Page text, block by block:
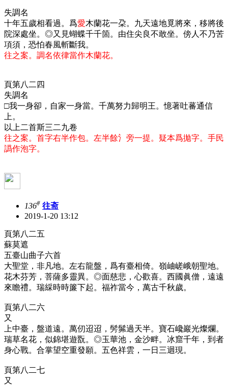
失調名
十年五歲相看過。爲愛木蘭花一朶。九天遠地覓將來，移將後
院深處坐。◎又見蝴蝶千千箇。由住尖良不敢坐。傍人不乃苦
項須，恐怕春風斬斷我。
往之案。調名依律當作木蘭花。
頁第八二四
失調名
□我一身卻，自家一身當。千萬努力歸明王。憶著吐蕃通信
上。
以上二首斯三二九卷
往之案。首字右半作包。左半餘氵旁一提。疑本爲拋字。手民
譌作泡字。
136# 往斋
2019-1-20 13:12
頁第八二五
蘇莫遮
五臺山曲子六首
大聖堂，非凡地。左右龍盤，爲有臺相倚。嶺岫嵯峨朝聖地。
花木芬芳，菩薩多靈異。◎面慈悲，心歡喜。西國眞僧，遠遠
來瞻禮。瑞綵時時簾下起。福祚當今，萬古千秋歲。
頁第八二六
又
上中臺，盤道遠。萬仞迢迢，髣髴過天半。寶石巉巖光燦爛。
瑞草名花，似錦堪遊翫。◎玉華池，金沙畔。冰窟千年，到者
身心戰。合掌望空重發願。五色祥雲，一日三迴現。
頁第八二七
又